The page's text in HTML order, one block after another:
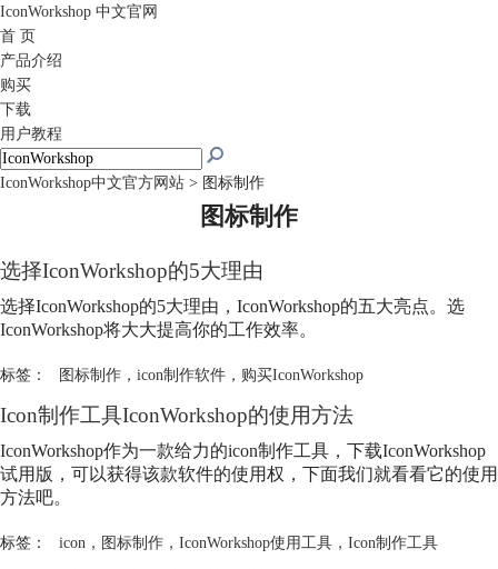
IconWorkshop 中文官网
首 页
产品介绍
购买
下载
用户教程
IconWorkshop中文官方网站 > 图标制作
图标制作
选择IconWorkshop的5大理由
选择IconWorkshop的5大理由，IconWorkshop的五大亮点。选
IconWorkshop将大大提高你的工作效率。
标签： 图标制作， icon制作软件， 购买IconWorkshop
Icon制作工具IconWorkshop的使用方法
IconWorkshop作为一款给力的icon制作工具，下载IconWorkshop
试用版，可以获得该款软件的使用权，下面我们就看看它的使用
方法吧。
标签： icon ， 图标制作， IconWorkshop使用工具， Icon制作工具